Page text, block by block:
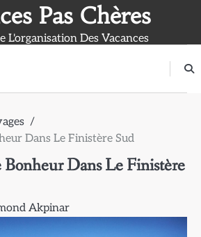
Pas Chères
L'organisation Des Vacances
Dans Le Finistère Sud
Dans Le Finistère
Akpinar